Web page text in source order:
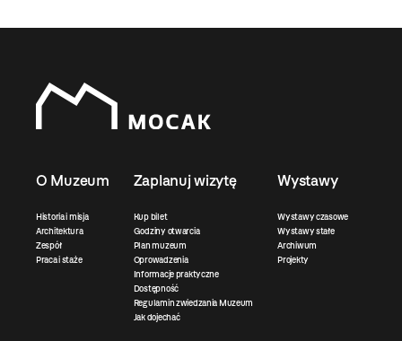
O Muzeum
Historia i misja
Architektura
Zespół
Praca i staże
Zaplanuj wizytę
Kup bilet
Godziny otwarcia
Plan muzeum
Oprowadzenia
Informacje praktyczne
Dostępność
Regulamin zwiedzania Muzeum
Jak dojechać
Wystawy
Wystawy czasowe
Wystawy stałe
Archiwum
Projekty